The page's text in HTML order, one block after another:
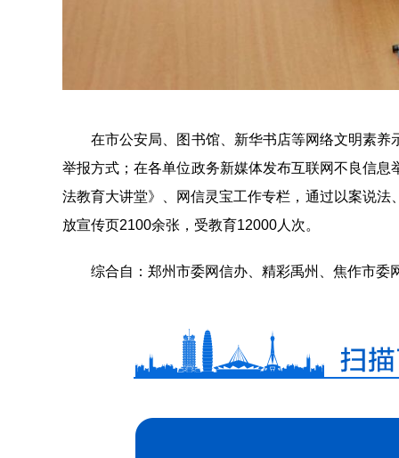
在市公安局、图书馆、新华书店等网络文明素养
举报方式；在各单位政务新媒体发布互联网不良信
法教育大讲堂》、网信灵宝工作专栏，通过以案说
放宣传页2100余张，受教育12000人次。
综合自：郑州市委网信办、精彩禹州、焦作市委